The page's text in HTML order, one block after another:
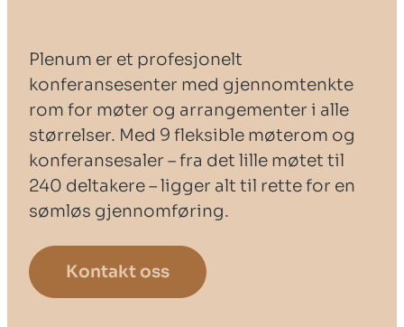
Plenum er et profesjonelt
konferansesenter med gjennomtenkte
rom for møter og arrangementer i alle
størrelser. Med 9 fleksible møterom og
konferansesaler – fra det lille møtet til
240 deltakere – ligger alt til rette for en
sømløs gjennomføring.
Kontakt oss